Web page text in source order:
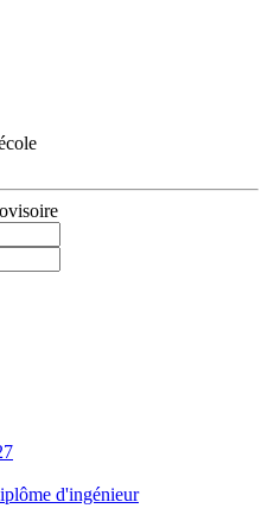
d'ingénieur